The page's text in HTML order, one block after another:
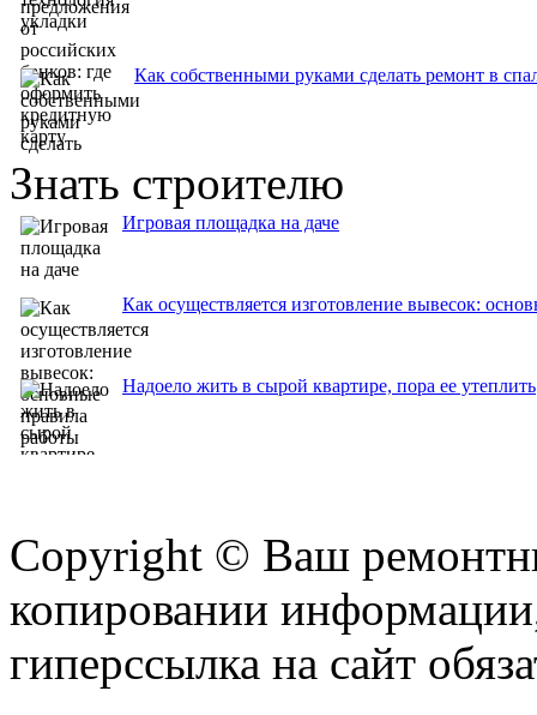
Как собственными руками сделать ремонт в
Знать строителю
Игровая площадка на даче
Как осуществляется изготовление вывесок:
Надоело жить в сырой квартире, пора ее утеплить
Copyright © Ваш
копировании
гиперссылка на сайт